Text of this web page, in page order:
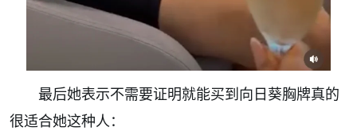
最后她表示不需要证明就能买到向日葵胸牌真的
很适合她这种人：